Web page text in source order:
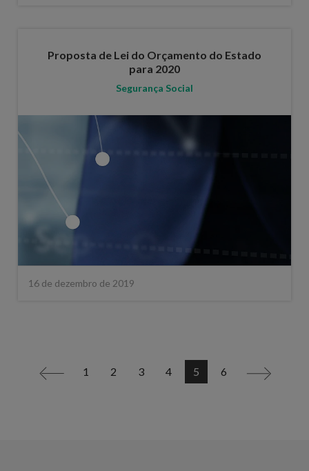
Proposta de Lei do Orçamento do Estado
para 2020
Segurança Social
16 de dezembro de 2019
< 1 2 3 4 5 6 >